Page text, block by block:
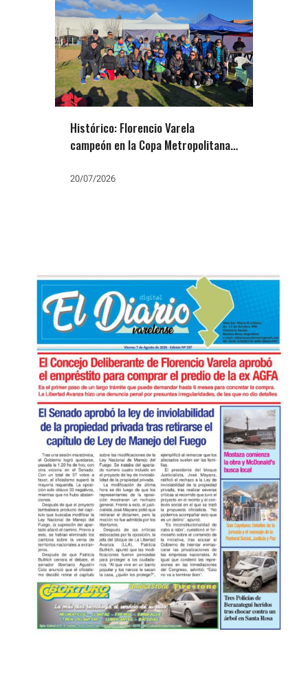
Histórico: Florencio Varela
campeón en la Copa Metropolitana
20/07/2026